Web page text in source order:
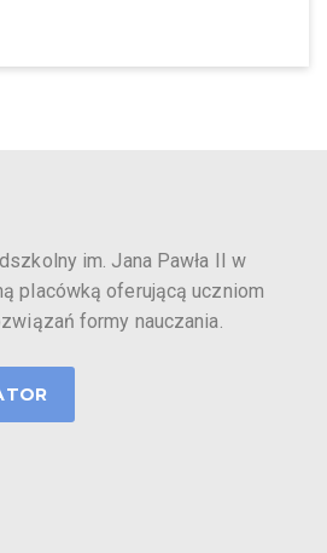
im. Jana Pawła II w
placówką oferującą uczniom
formy nauczania.